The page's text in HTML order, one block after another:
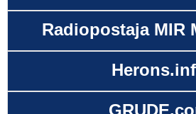
Radiopostaja MIR